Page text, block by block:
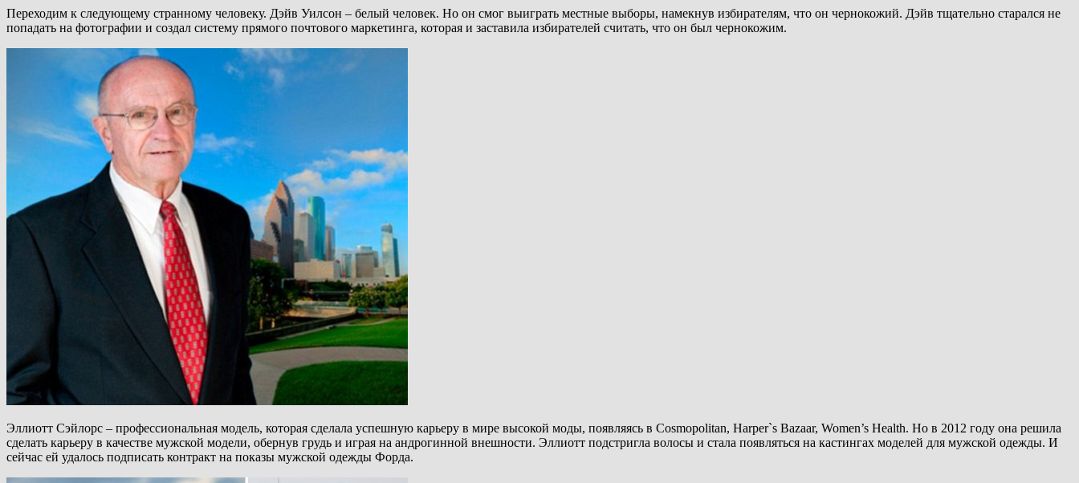
Переходим к следующему странному человеку. Дэйв Уилсон – белый человек. Но он смог выиграть местные выборы, намекнув избирателям, что он чернокожий. Дэйв тщательно старался не
попадать на фотографии и создал систему прямого почтового маркетинга, которая и заставила избирателей считать, что он был чернокожим.
Эллиотт Сэйлорс – профессиональная модель, которая сделала успешную карьеру в мире высокой моды, появляясь в Cosmopolitan, Harper`s Bazaar, Women’s Health. Но в 2012 году она решила
сделать карьеру в качестве мужской модели, обернув грудь и играя на андрогинной внешности. Эллиотт подстригла волосы и стала появляться на кастингах моделей для мужской одежды. И
сейчас ей удалось подписать контракт на показы мужской одежды Форда.